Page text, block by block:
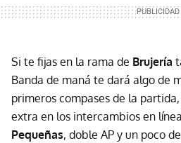
Si te fijas en la rama de Brujería
Banda de maná te dará algo de
primeros compases de la
extra en los intercambios en
Pequeñas, doble AP y un poco